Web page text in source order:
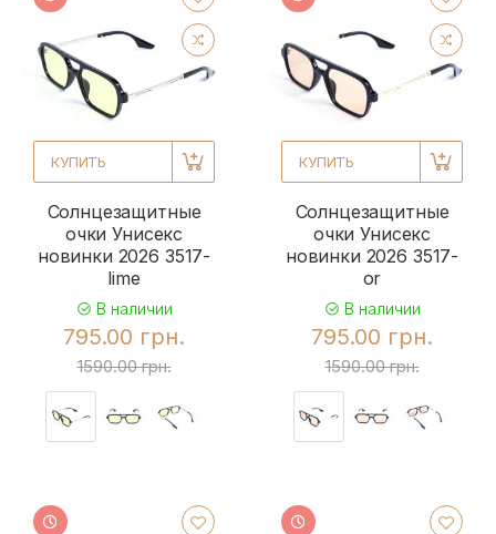
КУПИТЬ
Солнцезащитные
очки Унисекс
новинки 2026 3517-
lime
В наличии
795.00 грн.
1590.00 грн.
КУПИТЬ
Солнцезащитные
очки Унисекс
новинки 2026 3517-
or
В наличии
795.00 грн.
1590.00 грн.